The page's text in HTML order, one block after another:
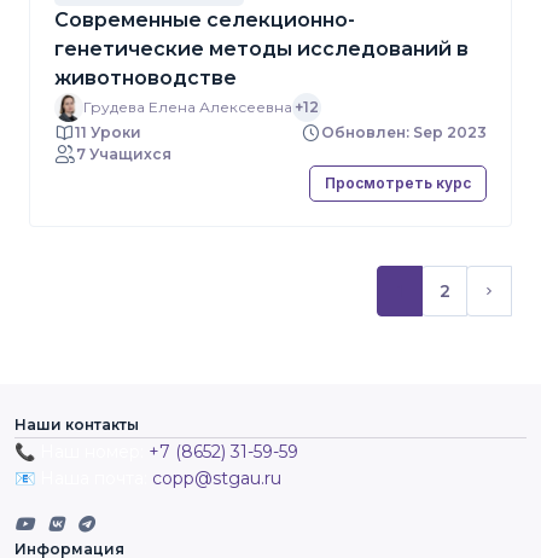
Современные селекционно-
генетические методы исследований в
животноводстве
Грудева Елена Алексеевна +12
11 Уроки
Обновлен: Sep 2023
7 Учащихся
Просмотреть курс
(текущий)
2
Наши контакты
📞 Наш номер: +7 (8652) 31-59-59
📧 Наша почта: copp@stgau.ru
Информация